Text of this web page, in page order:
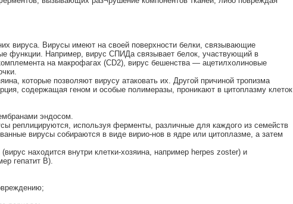
вируса. Вирусы имеют на своей поверхности белки, связывающие
функции. Например, вирус СПИДа связывает белок, участвующий в
на макрофагах (CD2), вирус бешенства — ацетилхолиновые
которые позволяют вирусу атаковать их. Другой причиной тропизма
содержащая геном и особые полимеразы, проникают в цитоплазму клеток
эндосом.
реплицируются, используя ферменты, различные для каждого из семейств
вирусы собираются в виде вирио-нов в ядре или цитоплазме, а затем
находится внутри клетки-хозяина, например herpes zoster) и
гепатит В).